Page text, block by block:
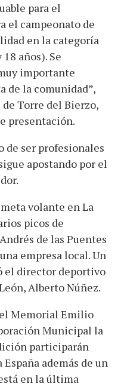
para el
el campeonato de
en la categoría
años). Se
importante
de la comunidad”,
Torre del Bierzo,
presentación.
de ser profesionales
apostando por el
volante en La
picos de
de las Puentes
empresa local. Un
el director deportivo
Alberto Núñez.
Memorial Emilio
Municipal la
participarán
además de un
en la última